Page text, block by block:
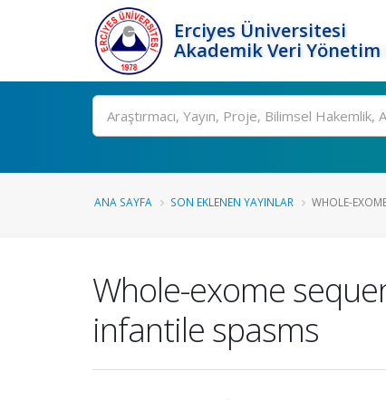
Erciyes Üniversitesi
Akademik Veri Yönetim
Ara
ANA SAYFA SON EKLENEN YAYINLAR WHOLE-
Whole-exome
infantile spasms